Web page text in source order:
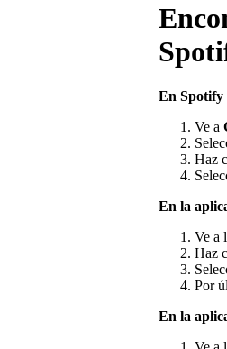
En
Ve a
Haz
En la
Ve a
Haz
Por
En la